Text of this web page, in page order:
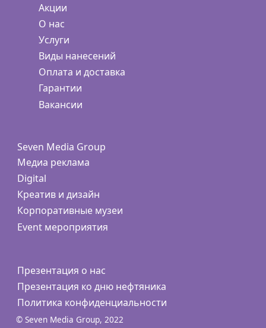
Акции
О нас
Услуги
Виды нанесений
Оплата и доставка
Гарантии
Вакансии
Seven Media Group
Медиа реклама
Digital
Креатив и дизайн
Корпоративные музеи
Event мероприятия
Презентация о нас
Презентация ко дню нефтяника
Политика конфиденциальности
© Seven Media Group, 2022